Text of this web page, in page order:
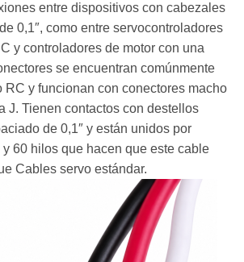
entre dispositivos con cabezales
0,1″, como entre servocontroladores
y controladores de motor con una
se encuentran comúnmente
RC y funcionan con conectores macho
J. Tienen contactos con destellos
de 0,1″ y están unidos por
60 hilos que hacen que este cable
Cables servo estándar.